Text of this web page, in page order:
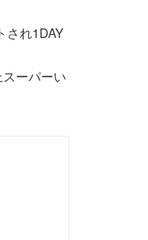
され1DAY
ーパーい